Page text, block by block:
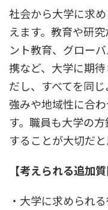
社会から大学に求
えます。教育や研
ント教育、グロー
携など、大学に期
だし、すべてを同
強みや地域性に合
す。職員も大学の
することが大切だと
【考えられる追加質
・大学に求められ